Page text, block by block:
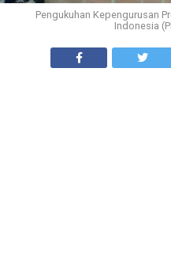
Pengukuhan Kepengurusan
Indonesia